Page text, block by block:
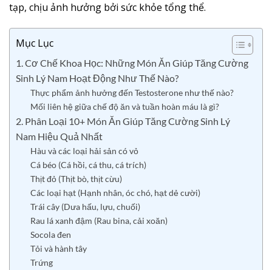
tạp, chịu ảnh hưởng bởi sức khỏe tổng thể.
Mục Lục
1. Cơ Chế Khoa Học: Những Món Ăn Giúp Tăng Cường
Sinh Lý Nam Hoạt Động Như Thế Nào?
Thực phẩm ảnh hưởng đến Testosterone như thế nào?
Mối liên hệ giữa chế độ ăn và tuần hoàn máu là gì?
2. Phân Loại 10+ Món Ăn Giúp Tăng Cường Sinh Lý
Nam Hiệu Quả Nhất
Hàu và các loại hải sản có vỏ
Cá béo (Cá hồi, cá thu, cá trích)
Thịt đỏ (Thịt bò, thịt cừu)
Các loại hạt (Hạnh nhân, óc chó, hạt dẻ cười)
Trái cây (Dưa hấu, lựu, chuối)
Rau lá xanh đậm (Rau bina, cải xoăn)
Socola đen
Tỏi và hành tây
Trứng